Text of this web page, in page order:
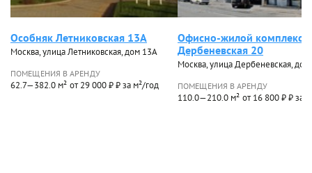
Особняк Летниковская 13А
Москва, улица Летниковская, дом 13А
ПОМЕЩЕНИЯ В АРЕНДУ
62.7—382.0 м² от 29 000 ₽ ₽ за м²/год
Офисно-жилой комплекс
Дербеневская 20
Москва, улица Дербеневская,
ПОМЕЩЕНИЯ В АРЕНДУ
110.0—210.0 м² от 16 800 ₽ ₽ за